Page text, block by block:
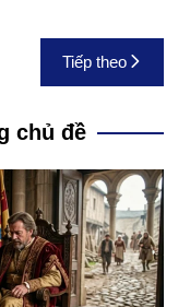
Tiếp theo
chủ đề